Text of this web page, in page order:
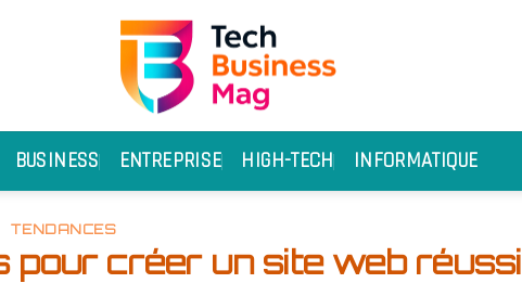
BUSINESS ENTREPRISE HIGH-TECH INFORMATIQUE
TENDANCES
pour créer un site web réussi